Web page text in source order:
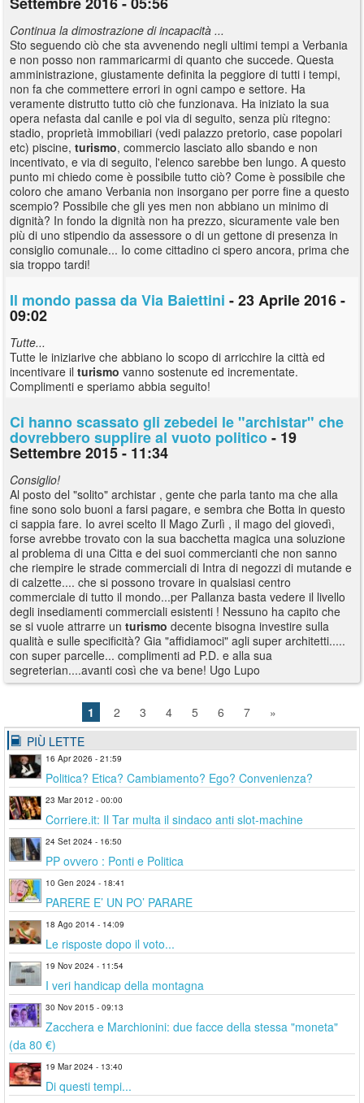
Continua la dimostrazione di incapacità ...
Sto seguendo ciò che sta avvenendo negli ultimi tempi a Verbania
e non posso non rammaricarmi di quanto che succede. Questa
amministrazione, giustamente definita la peggiore di tutti i tempi,
non fa che commettere errori in ogni campo e settore. Ha
veramente distrutto tutto ciò che funzionava. Ha iniziato la sua
opera nefasta dal canile e poi via di seguito, senza più ritegno:
stadio, proprietà immobiliari (vedi palazzo pretorio, case popolari
etc) piscine, turismo, commercio lasciato allo sbando e non
incentivato, e via di seguito, l'elenco sarebbe ben lungo. A questo
punto mi chiedo come è possibile tutto ciò? Come è possibile che
coloro che amano Verbania non insorgano per porre fine a questo
scempio? Possibile che gli yes men non abbiano un minimo di
dignità? In fondo la dignità non ha prezzo, sicuramente vale ben
più di uno stipendio da assessore o di un gettone di presenza in
consiglio comunale... Io come cittadino ci spero ancora, prima che
sia troppo tardi!
Il mondo passa da Via Baiettini - 23 Aprile 2016 -
09:02
Tutte...
Tutte le iniziarive che abbiano lo scopo di arricchire la città ed
incentivare il turismo vanno sostenute ed incrementate.
Complimenti e speriamo abbia seguito!
Ci hanno scassato gli zebedei le "archistar" che
dovrebbero supplire al vuoto politico- 19
Settembre 2015 - 11:34
Consiglio!
Al posto del "solito" archistar , gente che parla tanto ma che alla
fine sono solo buoni a farsi pagare, e sembra che Botta in questo
ci sappia fare. Io avrei scelto Il Mago Zurlì , il mago del giovedì,
forse avrebbe trovato con la sua bacchetta magica una soluzione
al problema di una Citta e dei suoi commercianti che non sanno
che riempire le strade commerciali di Intra di negozzi di mutande e
di calzette.... che si possono trovare in qualsiasi centro
commerciale di tutto il mondo...per Pallanza basta vedere il livello
degli insediamenti commerciali esistenti ! Nessuno ha capito che
se si vuole attrarre un turismo decente bisogna investire sulla
qualità e sulle specificità? Gia "affidiamoci" agli super architetti.....
con super parcelle... complimenti ad P.D. e alla sua
segreterian....avanti così che va bene! Ugo Lupo
1 2 3 4 5 6 7
»
PIÙ LETTE
16 Apr 2026 - 21:59
Politica? Etica? Cambiamento? Ego? Convenienza?
23 Mar 2012 - 00:00
Corriere.it: Il Tar multa il sindaco anti slot-machine
24 Set 2024 - 16:50
PP ovvero : Ponti e Politica
10 Gen 2024 - 18:41
PARERE E’ UN PO’ PARARE
18 Ago 2014 - 14:09
Le risposte dopo il voto...
19 Nov 2024 - 11:54
I veri handicap della montagna
30 Nov 2015 - 09:13
Zacchera e Marchionini: due facce della stessa "moneta"
(da 80 €)
19 Mar 2024 - 13:40
Di questi tempi...